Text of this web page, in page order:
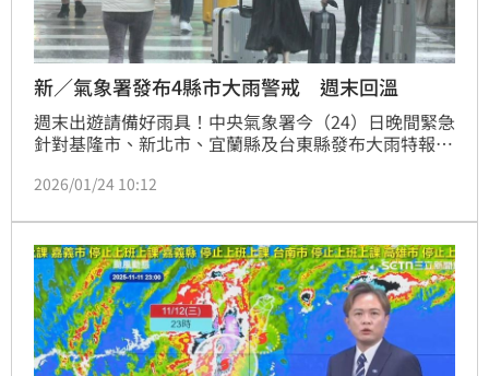
新／氣象署發布4縣市大雨警戒 週末回溫
週末出遊請備好雨具！中央氣象署今（24）日晚間緊急
針對基隆市、新北市、宜蘭縣及台東縣發布大雨特報。
日），上述區域將有局部大雨發生的機率。民眾晚間行
2026/01/24 10:12